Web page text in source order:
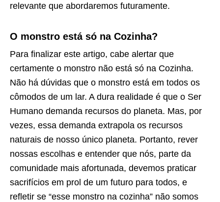
relevante que abordaremos futuramente.
O monstro está só na Cozinha?
Para finalizar este artigo, cabe alertar que
certamente o monstro não está só na Cozinha.
Não há dúvidas que o monstro está em todos os
cômodos de um lar. A dura realidade é que o Ser
Humano demanda recursos do planeta. Mas, por
vezes, essa demanda extrapola os recursos
naturais de nosso único planeta. Portanto, rever
nossas escolhas e entender que nós, parte da
comunidade mais afortunada, devemos praticar
sacrifícios em prol de um futuro para todos, e
refletir se “esse monstro na cozinha” não somos